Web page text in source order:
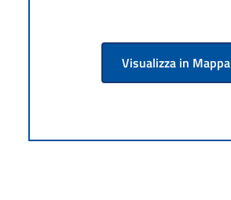
Visualizza in Mappa